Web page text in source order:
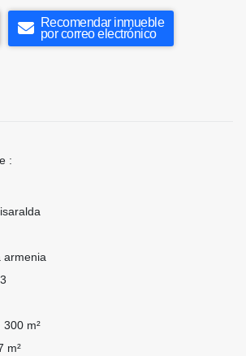
Recomendar inmueble
por correo electrónico
:
armenia
300 m²
m²